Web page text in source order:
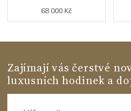
68 000 Kč
Zajímají vás čerstvé
luxusních hodinek a